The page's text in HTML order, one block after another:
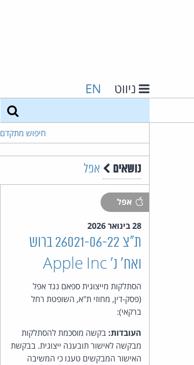
ניווט EN
חיפוש מתקדם
נושאים אפל
אפל
28 בינואר 2026
ת"צ 26021-06-22 ברוש
ואח' נ' Apple Inc
הסתלקות מייצוגית ספאם נגד אפל
(פסק-דין, מחוזי ת"א, השופטת רחל
ברקאי):
העובדות: בקשה מוסכמת להסתלקות
מבקשה לאישור תובענה ייצוגית. בבקשת
האישור המבקשים טענו כי המשיבה